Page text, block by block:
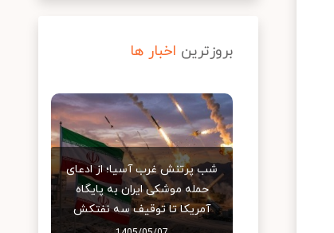
بروزترین اخبار ها
شب پرتنش غرب آسیا؛ از ادعای
حمله موشکی ایران به پایگاه
آمریکا تا توقیف سه نفتکش